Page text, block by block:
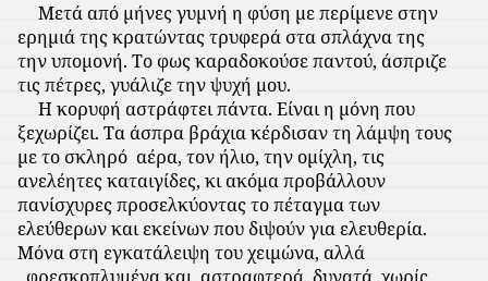
Μετά από μήνες γυμνή η φύση με περίμενε στην
ερημιά της κρατώντας τρυφερά στα σπλάχνα της
την υπομονή. Το φως καραδοκούσε παντού, άσπριζε
τις πέτρες, γυάλιζε την ψυχή μου.
Η κορυφή αστράφτει πάντα. Είναι η μόνη που
ξεχωρίζει. Τα άσπρα βράχια κέρδισαν τη λάμψη τους
με το σκληρό αέρα, τον ήλιο, την ομίχλη, τις
ανελέητες καταιγίδες, κι ακόμα προβάλλουν
πανίσχυρες προσελκύοντας το πέταγμα των
ελεύθερων και εκείνων που διψούν για ελευθερία.
Μόνα στη εγκατάλειψη του χειμώνα, αλλά